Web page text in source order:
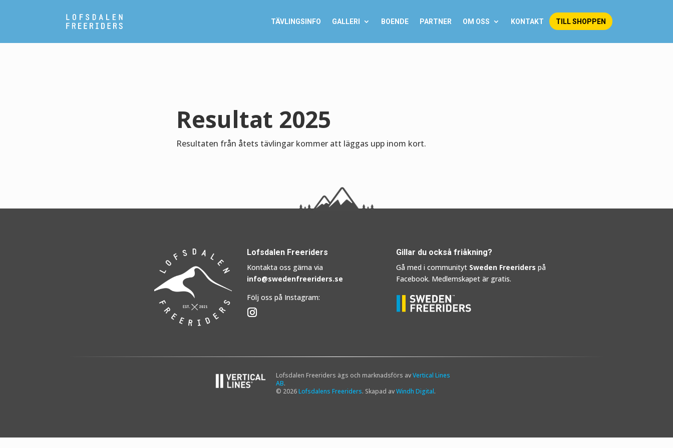
TÄVLINGSINFO GALLERI BOENDE PARTNER OM OSS KONTAKT TILL SHOPPEN
Resultat 2025
Resultaten från åtets tävlingar kommer att läggas upp inom kort.
Lofsdalen Freeriders
Kontakta oss gärna via
info@swedenfreeriders.se
Följ oss på Instagram:
Gillar du också friåkning?
Gå med i communityt Sweden Freeriderspå
Facebook. Medlemskapet är gratis.
Lofsdalen Freeriders ägs och marknadsförs avVertical Lines
AB.
© 2026Lofsdalens Freeriders. Skapad avWindh Digital.